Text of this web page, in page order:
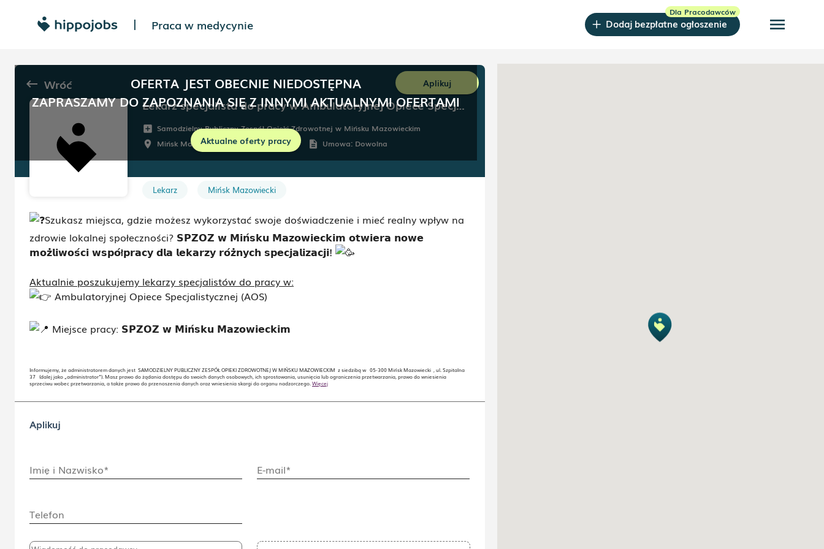
| Praca w medycynie Dodaj bezpłatne ogłoszenie menu
OFERTA JEST OBECNIE NIEDOSTĘPNA
ZAPRASZAMY DO ZAPOZNANIA SIĘ Z INNYMI AKTUALNYMI OFERTAMI
Aktualne oferty pracy
keyboard_backspace Wróć Aplikuj
Lekarz specjalista do pracy w Ambulatoryjnej Opiece Specjalistycznej (AOS)
add_box Samodzielny Publiczny Zespół Opieki Zdrowotnej w Mińsku Mazowieckim
room
Mińsk Mazowiecki schedule Do ustalenia description Umowa: Dowolna
Lekarz Mińsk Mazowiecki
Szukasz miejsca, gdzie możesz wykorzystać swoje doświadczenie i mieć realny wpływ na
zdrowie lokalnej społeczności? 𝗦𝗣𝗭𝗢𝗭 𝘄 𝗠𝗶𝗻́𝘀𝗸𝘂 𝗠𝗮𝘇𝗼𝘄𝗶𝗲𝗰𝗸𝗶𝗺 𝗼𝘁𝘄𝗶𝗲𝗿𝗮 𝗻𝗼𝘄𝗲
𝗺𝗼𝘇̇𝗹𝗶𝘄𝗼𝘀́𝗰𝗶 𝘄𝘀𝗽𝗼́ł𝗽𝗿𝗮𝗰𝘆 𝗱𝗹𝗮 𝗹𝗲𝗸𝗮𝗿𝘇𝘆 𝗿𝗼́𝘇̇𝗻𝘆𝗰𝗵 𝘀𝗽𝗲𝗰𝗷𝗮𝗹𝗶𝘇𝗮𝗰𝗷𝗶!
Aktualnie poszukujemy lekarzy specjalistów do pracy w:
Ambulatoryjnej Opiece Specjalistycznej (AOS)
Miejsce pracy: 𝗦𝗣𝗭𝗢𝗭 𝘄 𝗠𝗶𝗻́𝘀𝗸𝘂 𝗠𝗮𝘇𝗼𝘄𝗶𝗲𝗰𝗸𝗶𝗺
Informujemy, że administratorem danych jest SAMODZIELNY PUBLICZNY ZESPÓŁ OPIEKI ZDROWOTNEJ W MIŃSKU MAZOWIECKIM z siedzibą w 05-300 Mińsk Mazowiecki , ul. Szpitalna
37 (dalej jako „administrator”). Masz prawo do żądania dostępu do swoich danych osobowych, ich sprostowania, usunięcia lub ograniczenia przetwarzania, prawo do wniesienia
sprzeciwu wobec przetwarzania, a także prawo do przenoszenia danych oraz wniesienia skargi do organu nadzorczego. Więcej
Aplikuj
Imię i Nazwisko* E-mail*
Telefon